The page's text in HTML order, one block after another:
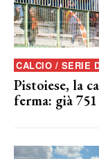
CALCIO / SERIE
Pistoiese, la
ferma: già